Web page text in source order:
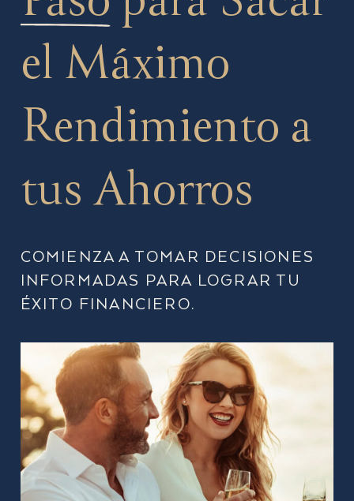
el Máximo
Rendimiento a
tus Ahorros
COMIENZA A TOMAR DECISIONES
INFORMADAS PARA LOGRAR TU
ÉXITO FINANCIERO.